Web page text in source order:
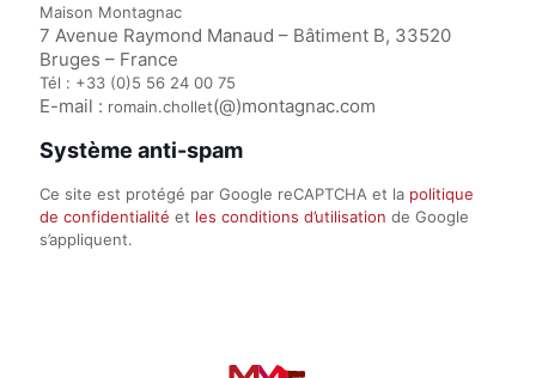
Maison Montagnac
7 Avenue Raymond Manaud – Bâtiment B, 33520
Bruges – France
Tél : +33 (0)5 56 24 00 75
E-mail : romain.chollet(@)montagnac.com
Système anti-spam
Ce site est protégé par Google reCAPTCHA et la politique
de confidentialité et les conditions d’utilisation de Google
s’appliquent.